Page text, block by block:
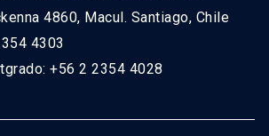
4860, Macul. Santiago, Chile
4303
+56 2 2354 4028